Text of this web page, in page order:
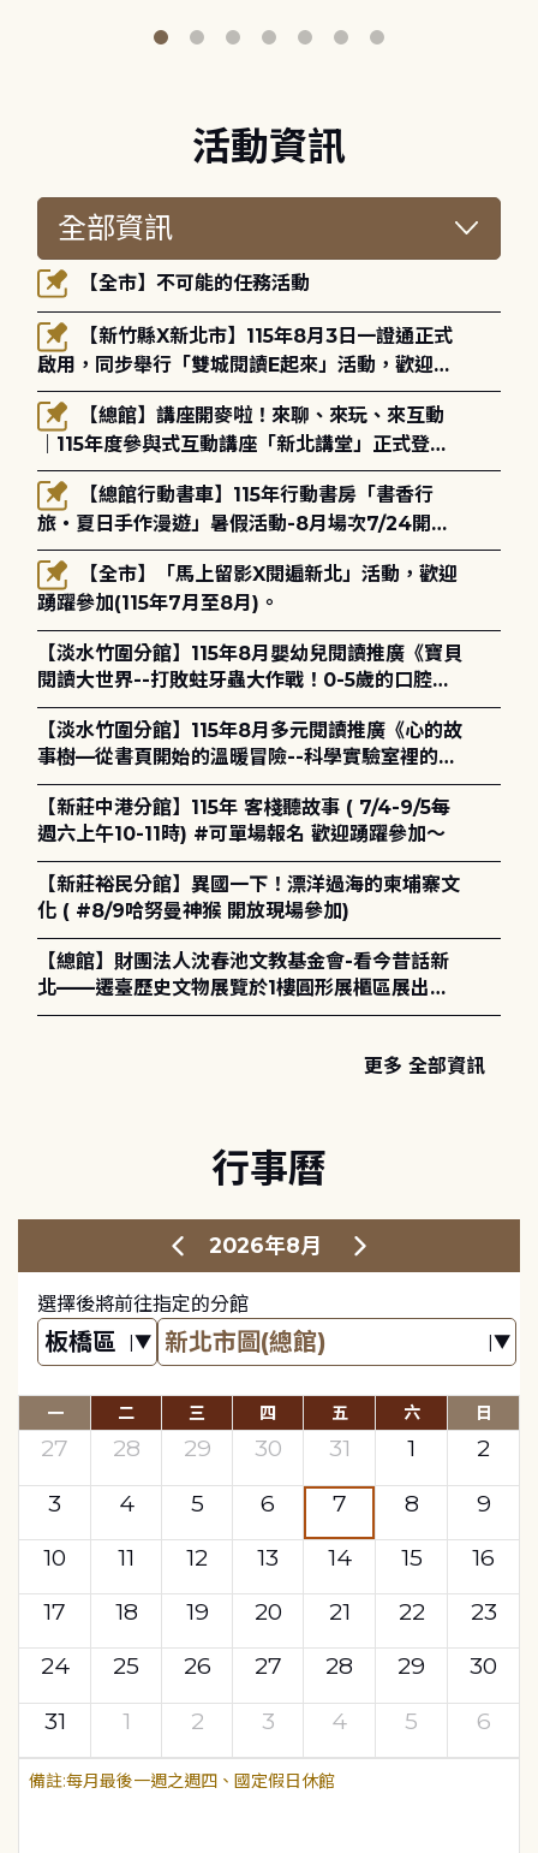
活動資訊
【全市】不可能的任務活動
啟用，同步舉行「雙城閱讀E起來」活動，歡迎踴
躍參加(115年8月3日至10月4日)。
｜115年度參與式互動講座「新北講堂」正式登
場！
旅・夏日手作漫遊」暑假活動-8月場次7/24開始
報名
踴躍參加(115年7月至8月)。
【淡水竹圍分館】115年8月嬰幼兒閱讀推廣《寶貝
閱讀大世界--打敗蛀牙蟲大作戰！0-5歲的口腔照
護全攻略》
【淡水竹圍分館】115年8月多元閱讀推廣《心的故
事樹—從書頁開始的溫暖冒險--科學實驗室裡的放
電章魚》
【新莊中港分館】115年 客棧聽故事 ( 7/4-9/5每
週六上午10-11時) #可單場報名 歡迎踴躍參加～
【新莊裕民分館】異國一下！漂洋過海的柬埔寨文
化 ( #8/9哈努曼神猴 開放現場參加)
【總館】財團法人沈春池文教基金會-看今昔話新
北——遷臺歷史文物展覽於1樓圓形展櫃區展出，
歡迎一同觀展！
更多 全部資訊
行事曆
2026年8月
選擇後將前往指定的分館
一 二 三 四 五 六 日
27 28 29 30 31 1
2
3
4 5 6 7 8
9
10
11 12 13 14 15
16
17
18 19 20 21 22
23
24
25 26 27 28 29
30
31
1 2 3 4 5 6
每月最後一週之週四、國定假日休館